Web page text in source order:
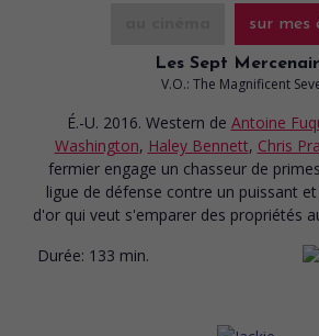
sur mes
Les Sept
V.O.: The Magnificent
É.-U. 2016. Western de Antoine
Washington, Haley Bennett, Chris
fermier engage un chasseur de
ligue de défense contre un puissant
d'or qui veut s'emparer des propriétés
Durée: 133 min.